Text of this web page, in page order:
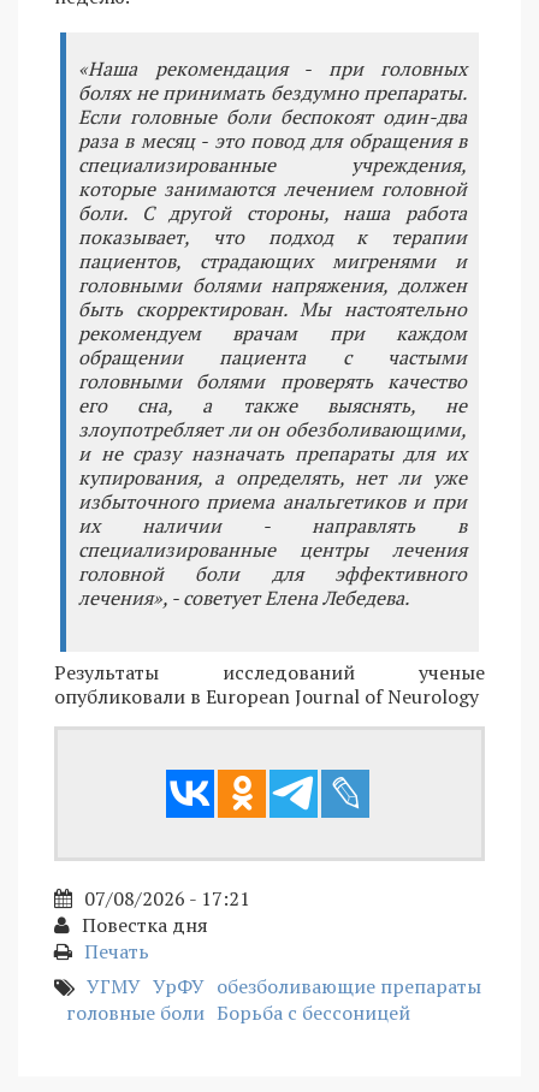
«Наша рекомендация - при головных
болях не принимать бездумно препараты.
Если головные боли беспокоят один-два
раза в месяц - это повод для обращения в
специализированные учреждения,
которые занимаются лечением головной
боли. С другой стороны, наша работа
показывает, что подход к терапии
пациентов, страдающих мигренями и
головными болями напряжения, должен
быть скорректирован. Мы настоятельно
рекомендуем врачам при каждом
обращении пациента с частыми
головными болями проверять качество
его сна, а также выяснять, не
злоупотребляет ли он обезболивающими,
и не сразу назначать препараты для их
купирования, а определять, нет ли уже
избыточного приема анальгетиков и при
их наличии - направлять в
специализированные центры лечения
головной боли для эффективного
лечения», - советует Елена Лебедева.
Результаты исследований ученые
опубликовали в European Journal of Neurology
07/08/2026 - 17:21
Повестка дня
Печать
УГМУ УрФУ обезболивающие препараты
головные боли Борьба с бессоницей